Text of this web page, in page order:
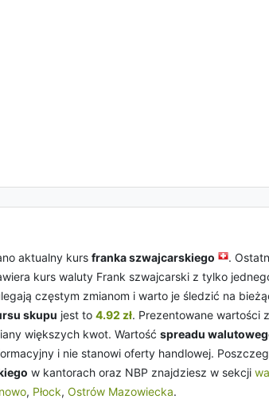
aktualny kurs franka szwajcarskiego
.
kurs waluty Frank szwajcarski z tylko
częstym zmianom i warto je śledzić na
skupu jest to 4.92 zł. Prezentowane wartości
większych kwot. Wartość spreadu
i nie stanowi oferty handlowej.
w kantorach oraz NBP znajdziesz w sekcji
, Płock, Ostrów Mazowiecka.